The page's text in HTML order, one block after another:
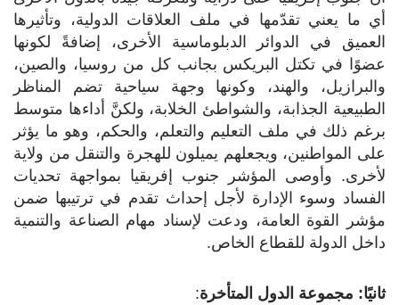
أي ما يعني تقدّمها في ملف العلاقات الدولية، وتأثيرها
العميق في الدوائر الدبلوماسية الأخرى، إضافةً لكونها
عضوًا في تكتل البريكس بجانب كل من روسيا، والصين،
والبرازيل، والهند، وكونها وجهة سياحية تضم المناظر
الطبيعية الجذابة، والشواطئ الخلابة، ولكنَّ أداءها متوسط
برغم ذلك في ملف التعليم والتعلم، والحكم، وهو ما يؤثر
على المواطنين، ويجعلهم يميلون للهجرة والتنقل من ولاية
لأخرى. وأوصى المؤشر جنوب إفريقيا بمواجهة تحديات
الفساد وسوء الإدارة لأجل إحداث تقدم في ترتيبها ضمن
مؤشر القوة العامة، ودعت لإسناد مهام الصناعة والتنمية
داخل الدولة للقطاع الخاص.
ثانيًا: مجموعة الدول المتأخرة: